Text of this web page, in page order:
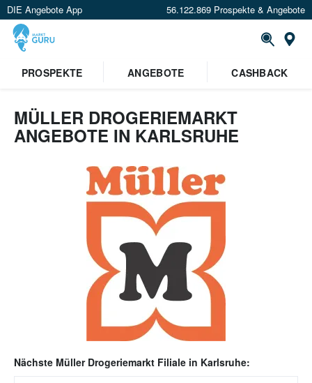
DIE Angebote App 56.122.869 Prospekte & Angebote
PROSPEKTE
ANGEBOTE CASHBACK
MÜLLER DROGERIEMARKT
ANGEBOTE IN KARLSRUHE
Nächste Müller Drogeriemarkt Filiale in Karlsruhe: